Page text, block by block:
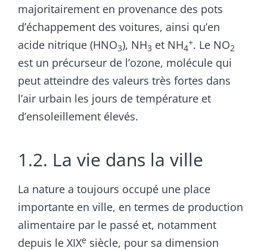
majoritairement en provenance des pots
d’échappement des voitures, ainsi qu’en
acide nitrique (HNO3), NH3 et NH4
+. Le NO2
est un précurseur de l’ozone, molécule qui
peut atteindre des valeurs très fortes dans
l’air urbain les jours de température et
d’ensoleillement élevés.
1.2. La vie dans la ville
La nature a toujours occupé une place
importante en ville, en termes de production
alimentaire par le passé et, notamment
depuis le XIXe siècle, pour sa dimension